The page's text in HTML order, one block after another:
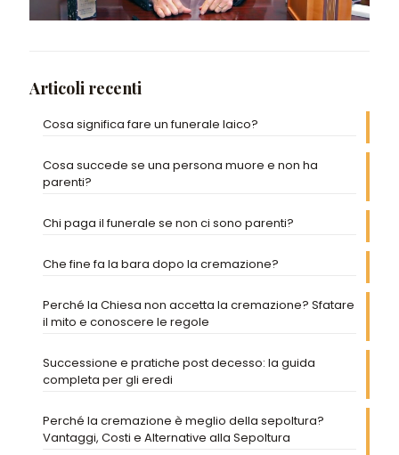
Articoli recenti
Cosa significa fare un funerale laico?
Cosa succede se una persona muore e non ha
parenti?
Chi paga il funerale se non ci sono parenti?
Che fine fa la bara dopo la cremazione?
Perché la Chiesa non accetta la cremazione? Sfatare
il mito e conoscere le regole
Successione e pratiche post decesso: la guida
completa per gli eredi
Perché la cremazione è meglio della sepoltura?
Vantaggi, Costi e Alternative alla Sepoltura